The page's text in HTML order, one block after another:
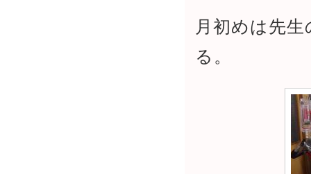
月初めは先
る。